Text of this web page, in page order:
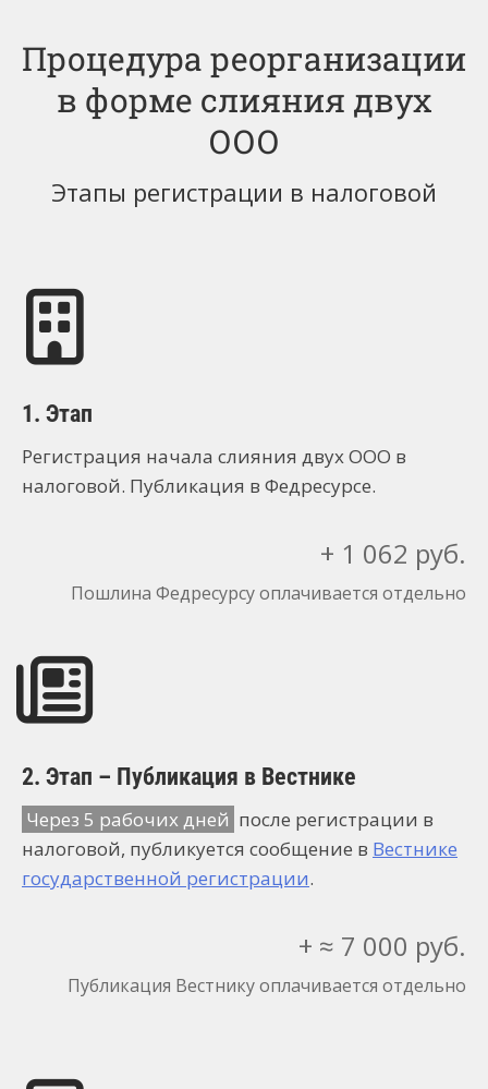
Процедура реорганизации
в форме слияния двух
ООО
Этапы регистрации в налоговой
1. Этап
Регистрация начала слияния двух ООО в
налоговой. Публикация в Федресурсе.
+ 1 062 руб.
Пошлина Федресурсу оплачивается отдельно
2. Этап – Публикация в Вестнике
Через 5 рабочих дней после регистрации в
налоговой, публикуется сообщение в Вестнике
государственной регистрации.
+ ≈ 7 000 руб.
Публикация Вестнику оплачивается отдельно